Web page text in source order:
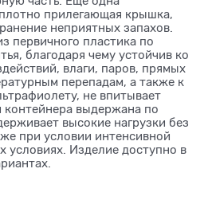
прилегающая крышка,
неприятных запахов.
первичного пластика по
благодаря чему устойчив ко
влаги, паров, прямых
перепадам, а также к
не впитывает
контейнера выдержана по
высокие нагрузки без
при условии интенсивной
условиях. Изделие доступно в